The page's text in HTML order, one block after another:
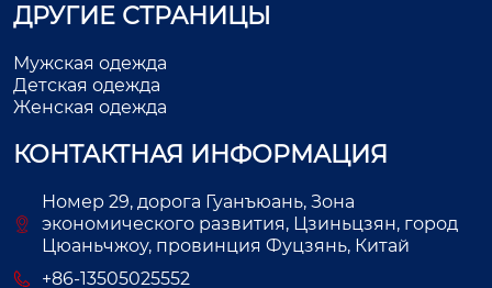
ДРУГИЕ СТРАНИЦЫ
Мужская одежда
Детская одежда
Женская одежда
КОНТАКТНАЯ ИНФОРМАЦИЯ
Номер 29, дорога Гуанъюань, Зона
экономического развития, Цзиньцзян, город
Цюаньчжоу, провинция Фуцзянь, Китай
+86-13505025552